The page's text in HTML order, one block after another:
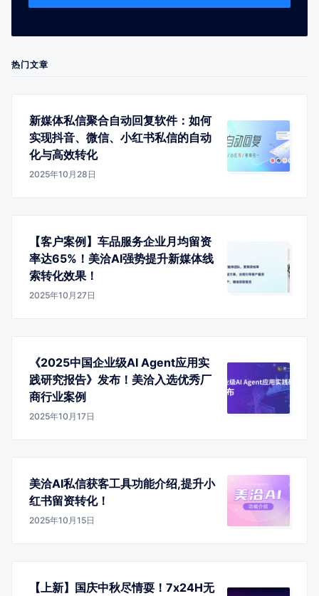
热门文章
新媒体私信聚合自动回复软件：如何
实现抖音、微信、小红书私信的自动
化与高效转化
2025年10月28日
【客户案例】车品服务企业月均留资
率达65%！美洽AI强势提升新媒体线
索转化效果！
2025年10月27日
《2025中国企业级AI Agent应用实
践研究报告》发布！美洽入选优秀厂
商行业案例
2025年10月17日
美洽AI私信获客工具功能介绍,提升小
红书留资转化！
2025年10月15日
【上新】国庆中秋尽情耍！7x24H无